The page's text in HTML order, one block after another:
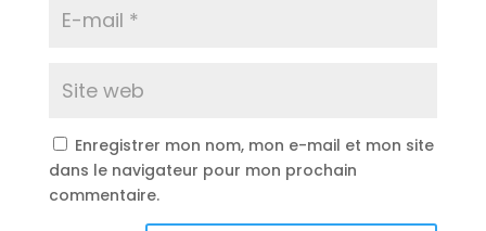
Enregistrer mon nom, mon e-mail et mon site
dans le navigateur pour mon prochain
commentaire.